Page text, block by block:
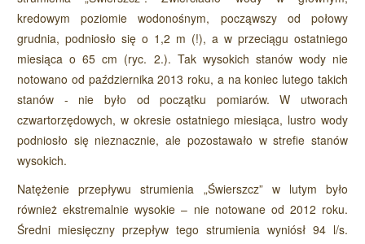
kredowym poziomie wodonośnym, począwszy od połowy
grudnia, podniosło się o 1,2 m (!), a w przeciągu ostatniego
miesiąca o 65 cm (ryc. 2.). Tak wysokich stanów wody nie
notowano od października 2013 roku, a na koniec lutego takich
stanów - nie było od początku pomiarów. W utworach
czwartorzędowych, w okresie ostatniego miesiąca, lustro wody
podniosło się nieznacznie, ale pozostawało w strefie stanów
wysokich.
Natężenie przepływu strumienia „Świerszcz” w lutym było
również ekstremalnie wysokie – nie notowane od 2012 roku.
Średni miesięczny przepływ tego strumienia wyniósł 94 l/s.